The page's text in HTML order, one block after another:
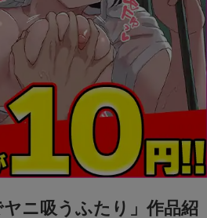
ヤニ吸うふたり」作品紹